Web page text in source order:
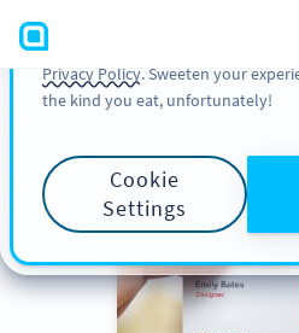
Scroll down
to
You can also find more
analytic activities and your rights in
Privacy Policy. Sweeten your
the kind you eat, unfortunately!
Cookie
Settings